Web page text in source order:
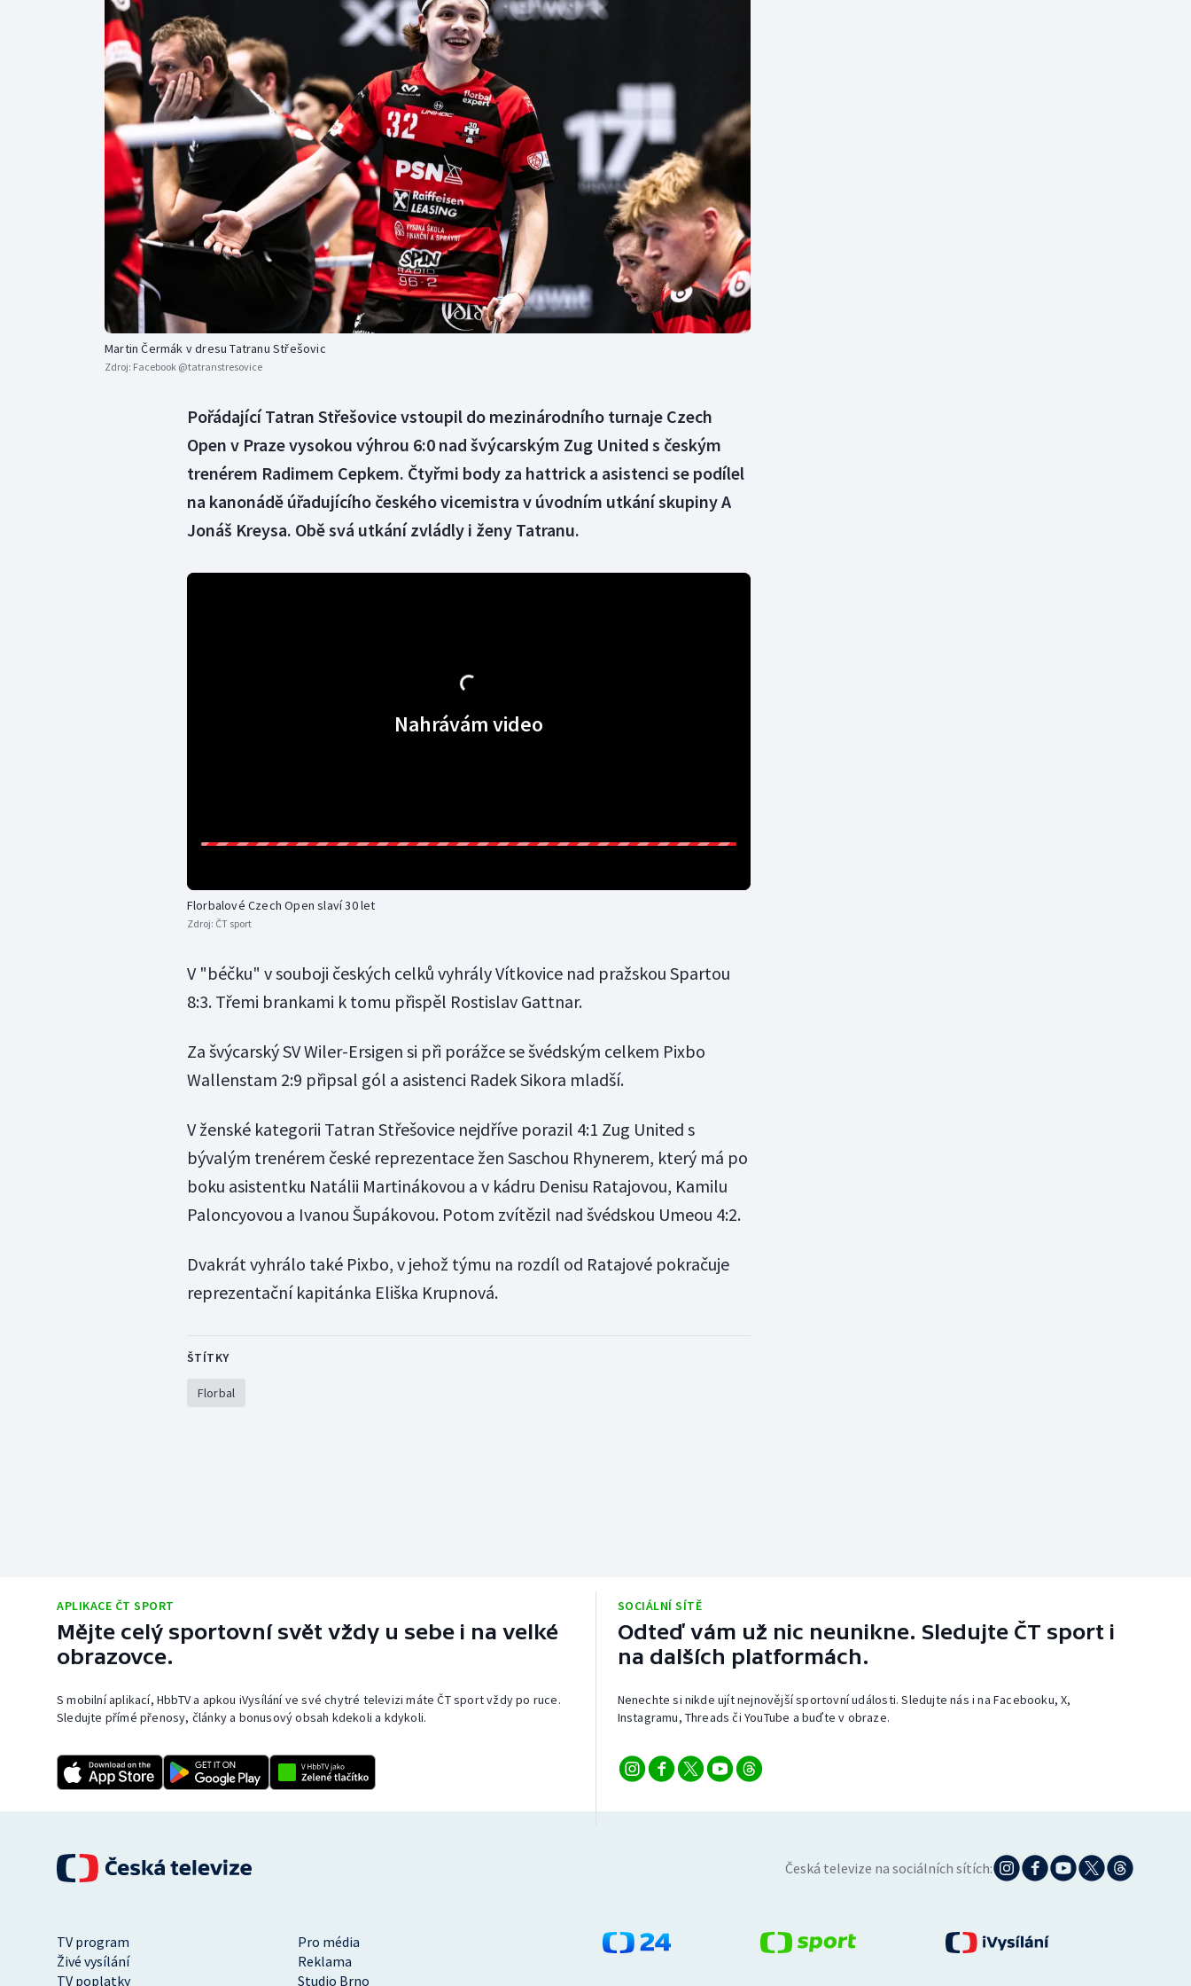
Dostihy
Florbal
Futsal
Golf
Gymnastika
Moderní pětiboj
Motorsport
Olympijské hry
Parasport
Plavání
Plážový volejbal
Vodní slalom
Volejbal
Ostatní
Martin Čermák v dresu Tatranu Střešovic
Zdroj: Facebook @tatranstresovice
Pořádající Tatran Střešovice vstoupil do mezinárodního turnaje Czech
Open v Praze vysokou výhrou 6:0 nad švýcarským Zug United s českým
trenérem Radimem Cepkem. Čtyřmi body za hattrick a asistenci se podílel
na kanonádě úřadujícího českého vicemistra v úvodním utkání skupiny A
Jonáš Kreysa. Obě svá utkání zvládly i ženy Tatranu.
Nahrávám video
Florbalové Czech Open slaví 30 let
Zdroj: ČT sport
V "béčku" v souboji českých celků vyhrály Vítkovice nad pražskou Spartou
8:3. Třemi brankami k tomu přispěl Rostislav Gattnar.
Za švýcarský SV Wiler-Ersigen si při porážce se švédským celkem Pixbo
Wallenstam 2:9 připsal gól a asistenci Radek Sikora mladší.
V ženské kategorii Tatran Střešovice nejdříve porazil 4:1 Zug United s
bývalým trenérem české reprezentace žen Saschou Rhynerem, který má po
boku asistentku Natálii Martinákovou a v kádru Denisu Ratajovou, Kamilu
Paloncyovou a Ivanou Šupákovou. Potom zvítězil nad švédskou Umeou 4:2.
Dvakrát vyhrálo také Pixbo, v jehož týmu na rozdíl od Ratajové pokračuje
reprezentační kapitánka Eliška Krupnová.
ŠTÍTKY
Florbal
APLIKACE ČT SPORT
Mějte celý sportovní svět vždy u sebe i na velké
obrazovce.
S mobilní aplikací, HbbTV a apkou iVysílání ve své chytré televizi máte ČT sport vždy po ruce.
Sledujte přímé přenosy, články a bonusový obsah kdekoli a kdykoli.
SOCIÁLNÍ SÍTĚ
Odteď vám už nic neunikne. Sledujte ČT sport i
na dalších platformách.
Nenechte si nikde ujít nejnovější sportovní události. Sledujte nás i na Facebooku, X,
Instagramu, Threads či YouTube a buďte v obraze.
Česká televize na sociálních sítích:
TV program
Pro média
Živé vysílání
Reklama
TV poplatky
Studio Brno